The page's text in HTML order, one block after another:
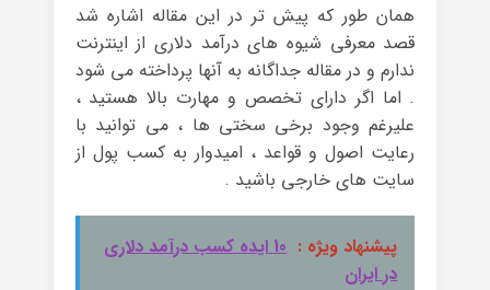
همان طور که پیش تر در این مقاله اشاره شد
قصد معرفی شیوه های درآمد دلاری از اینترنت
ندارم و در مقاله جداگانه به آنها پرداخته می شود
. اما اگر دارای تخصص و مهارت بالا هستید ،
علیرغم وجود برخی سختی ها ، می توانید با
رعایت اصول و قواعد ، امیدوار به کسب پول از
سایت های خارجی باشید .
پیشنهاد ویژه :
10 ایده کسب درآمد دلاری
در ایران